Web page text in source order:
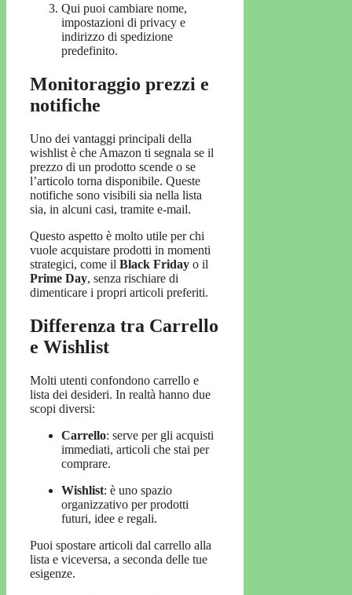
Qui puoi cambiare nome,
impostazioni di privacy e
indirizzo di spedizione
predefinito.
Monitoraggio prezzi e
notifiche
Uno dei vantaggi principali della
wishlist è che Amazon ti segnala se il
prezzo di un prodotto scende o se
l’articolo torna disponibile. Queste
notifiche sono visibili sia nella lista
sia, in alcuni casi, tramite e-mail.
Questo aspetto è molto utile per chi
vuole acquistare prodotti in momenti
strategici, come il Black Friday o il
Prime Day, senza rischiare di
dimenticare i propri articoli preferiti.
Differenza tra Carrello
e Wishlist
Molti utenti confondono carrello e
lista dei desideri. In realtà hanno due
scopi diversi:
Carrello: serve per gli acquisti
immediati, articoli che stai per
comprare.
Wishlist: è uno spazio
organizzativo per prodotti
futuri, idee e regali.
Puoi spostare articoli dal carrello alla
lista e viceversa, a seconda delle tue
esigenze.